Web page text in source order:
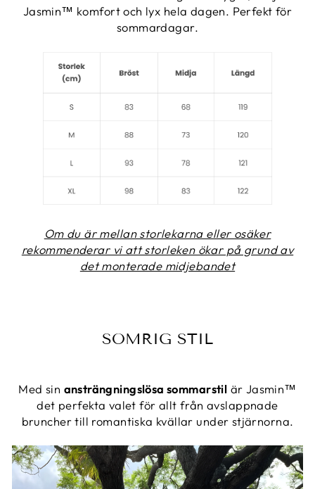
Jasmin™ komfort och lyx hela dagen. Perfekt för
sommardagar.
Om du är mellan storlekarna eller osäker
rekommenderar vi att storleken ökar på grund av
det monterade midjebandet
SOMRIG STIL
Med sin ansträngningslösa sommarstil är Jasmin™
det perfekta valet för allt från avslappnade
bruncher till romantiska kvällar under stjärnorna.